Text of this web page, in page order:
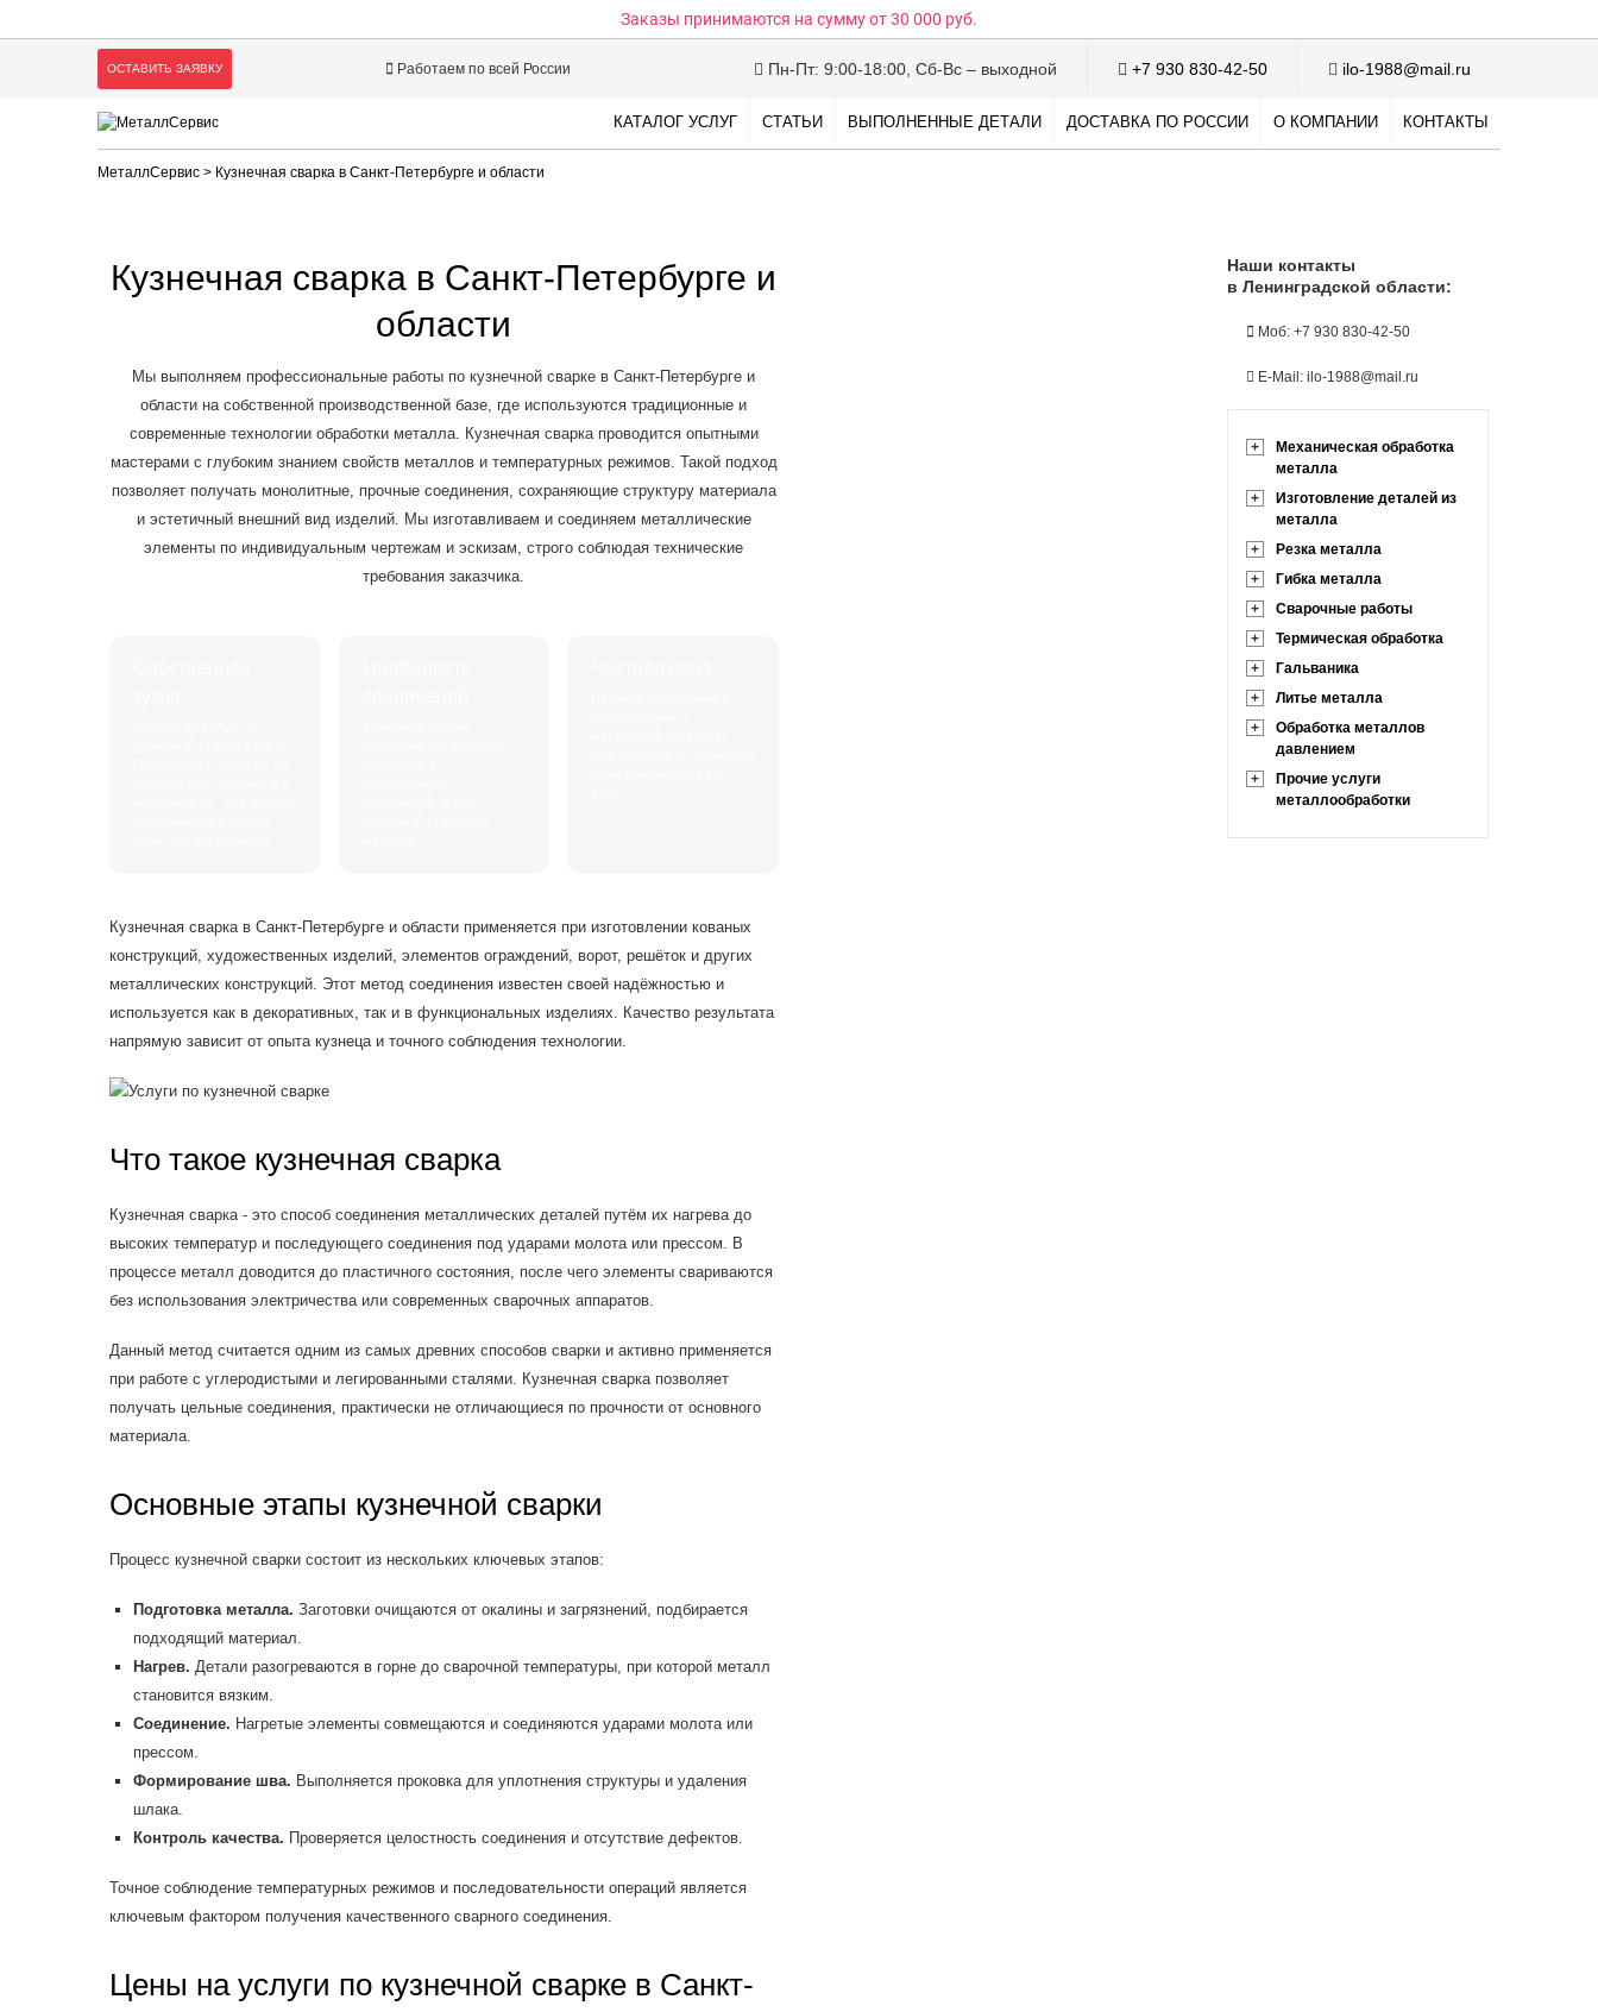
Заказы принимаются на суммуот 30 000 руб.
ОСТАВИТЬ ЗАЯВКУ Работаем по всей России Пн-Пт: 9:00-18:00, Сб-Вс – выходной +7 930 830-42-50 ilo-1988@mail.ru
КАТАЛОГ УСЛУГ СТАТЬИ ВЫПОЛНЕННЫЕ ДЕТАЛИ ДОСТАВКА ПО РОССИИ О КОМПАНИИ КОНТАКТЫ
МеталлСервис > Кузнечная сварка в Санкт-Петербурге и области
Кузнечная сварка в Санкт-Петербурге и
области
Мы выполняем профессиональные работы по кузнечной сварке в Санкт-Петербурге и
области на собственной производственной базе, где используются традиционные и
современные технологии обработки металла. Кузнечная сварка проводится опытными
мастерами с глубоким знанием свойств металлов и температурных режимов. Такой подход
позволяет получать монолитные, прочные соединения, сохраняющие структуру материала
и эстетичный внешний вид изделий. Мы изготавливаем и соединяем металлические
элементы по индивидуальным чертежам и эскизам, строго соблюдая технические
требования заказчика.
Кузнечная сварка в Санкт-Петербурге и области применяется при изготовлении кованых
конструкций, художественных изделий, элементов ограждений, ворот, решёток и других
металлических конструкций. Этот метод соединения известен своей надёжностью и
используется как в декоративных, так и в функциональных изделиях. Качество результата
напрямую зависит от опыта кузнеца и точного соблюдения технологии.
Что такое кузнечная сварка
Кузнечная сварка - это способ соединения металлических деталей путём их нагрева до
высоких температур и последующего соединения под ударами молота или прессом. В
процессе металл доводится до пластичного состояния, после чего элементы свариваются
без использования электричества или современных сварочных аппаратов.
Данный метод считается одним из самых древних способов сварки и активно применяется
при работе с углеродистыми и легированными сталями. Кузнечная сварка позволяет
получать цельные соединения, практически не отличающиеся по прочности от основного
материала.
Основные этапы кузнечной сварки
Процесс кузнечной сварки состоит из нескольких ключевых этапов:
Подготовка металла. Заготовки очищаются от окалины и загрязнений, подбирается
подходящий материал.
Нагрев. Детали разогреваются в горне до сварочной температуры, при которой металл
становится вязким.
Соединение. Нагретые элементы совмещаются и соединяются ударами молота или
прессом.
Формирование шва. Выполняется проковка для уплотнения структуры и удаления
шлака.
Контроль качества. Проверяется целостность соединения и отсутствие дефектов.
Точное соблюдение температурных режимов и последовательности операций является
ключевым фактором получения качественного сварного соединения.
Цены на услуги по кузнечной сварке в Санкт-
Наши контакты
в Ленинградской области:
Моб: +7 930 830-42-50
E-Mail: ilo-1988@mail.ru
+
Механическая обработка
металла
+
Изготовление деталей из
металла
+
Резка металла
+
Гибка металла
+
Сварочные работы
+
Термическая обработка
+
Гальваника
+
Литье металла
+
Обработка металлов
давлением
+
Прочие услуги
металлообработки